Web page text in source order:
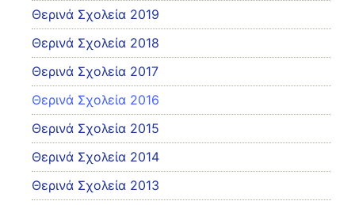
Θερινά Σχολεία 2019
Θερινά Σχολεία 2018
Θερινά Σχολεία 2017
Θερινά Σχολεία 2016
Θερινά Σχολεία 2015
Θερινά Σχολεία 2014
Θερινά Σχολεία 2013